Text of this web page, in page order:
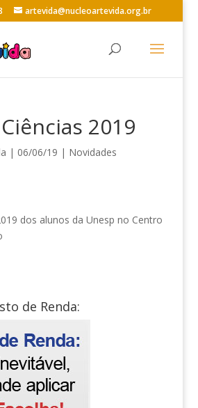
artevida@nucleoartevida.org.br
2019
| 06/06/19 | Novidades
dos alunos da Unesp no Centro
de Renda: